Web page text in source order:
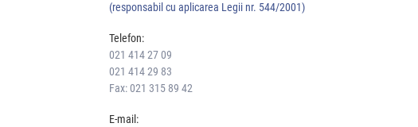
(responsabil cu aplicarea Legii nr. 544/2001)
Telefon:
021 414 27 09
021 414 29 83
Fax: 021 315 89 42
E-mail: